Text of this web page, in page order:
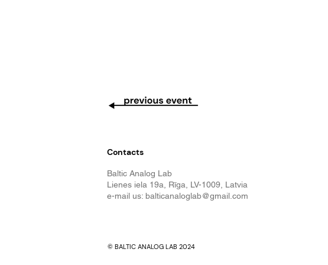
Contacts
Baltic Analog Lab
Lienes iela 19a, Rīga, LV-1009, Latvia
e-mail us: balticanaloglab@gmail.com
© BALTIC ANALOG LAB 2024